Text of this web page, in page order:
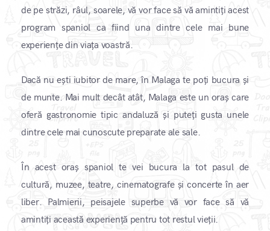
de pe străzi, râul, soarele, vă vor face să vă amintiți acest
program spaniol ca fiind una dintre cele mai bune
experiențe din viața voastră.
Dacă nu ești iubitor de mare, în Malaga te poți bucura și
de munte. Mai mult decât atât, Malaga este un oraș care
oferă gastronomie tipic andaluză și puteți gusta unele
dintre cele mai cunoscute preparate ale sale.
În acest oraș spaniol te vei bucura la tot pasul de
cultură, muzee, teatre, cinematografe și concerte în aer
liber. Palmierii, peisajele superbe vă vor face să vă
amintiți această experiență pentru tot restul vieții.